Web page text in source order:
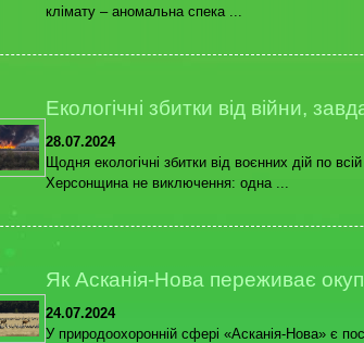
клімату – аномальна спека ...
Екологічні збитки від війни,
28.07.2024
Щодня екологічні збитки від воєнних дій по всій
Херсонщина не виключення: одна ...
Як Асканія-Нова переживає
24.07.2024
У природоохоронній сфері «Асканія-Нова» є